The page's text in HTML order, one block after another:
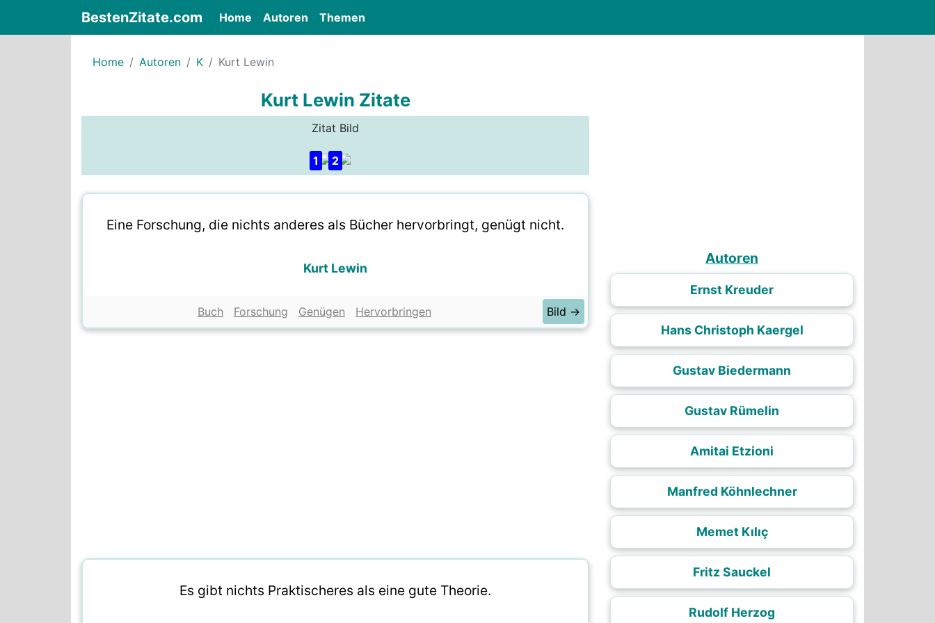
BestenZitate.com Home (current)
Autoren Themen
Home Autoren K Kurt Lewin
Kurt Lewin Zitate
Zitat Bild
1 2
Eine Forschung, die nichts anderes als Bücher hervorbringt, genügt nicht.
Kurt Lewin
Buch Forschung Genügen Hervorbringen Bild →
Es gibt nichts Praktischeres als eine gute Theorie.
Autoren
Ernst Kreuder
Hans Christoph Kaergel
Gustav Biedermann
Gustav Rümelin
Amitai Etzioni
Manfred Köhnlechner
Memet Kılıç
Fritz Sauckel
Rudolf Herzog